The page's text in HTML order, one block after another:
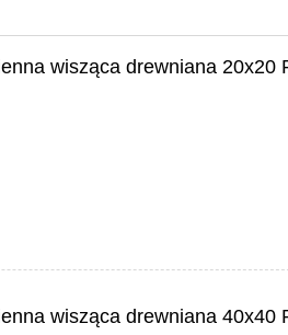
wisząca drewniana 20x20
wisząca drewniana 40x40